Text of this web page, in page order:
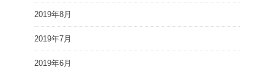
2019年8月
2019年7月
2019年6月